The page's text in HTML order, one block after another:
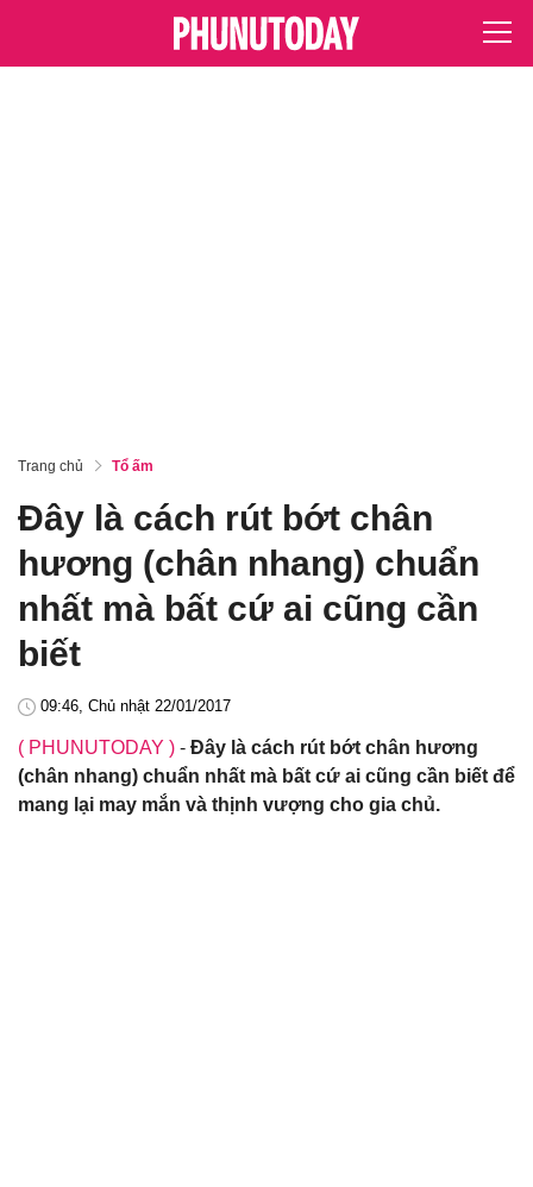
Trang chủ Tổ ấm
Đây là cách rút bớt chân
hương (chân nhang) chuẩn
nhất mà bất cứ ai cũng cần
biết
09:46, Chủ nhật 22/01/2017
( PHUNUTODAY ) - Đây là cách rút bớt chân hương
(chân nhang) chuẩn nhất mà bất cứ ai cũng cần biết để
mang lại may mắn và thịnh vượng cho gia chủ.